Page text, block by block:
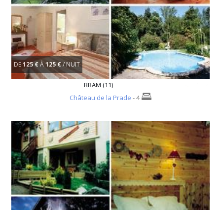
DE125 €À125 € / NUIT
BRAM (11)
Château de la Prade - 4